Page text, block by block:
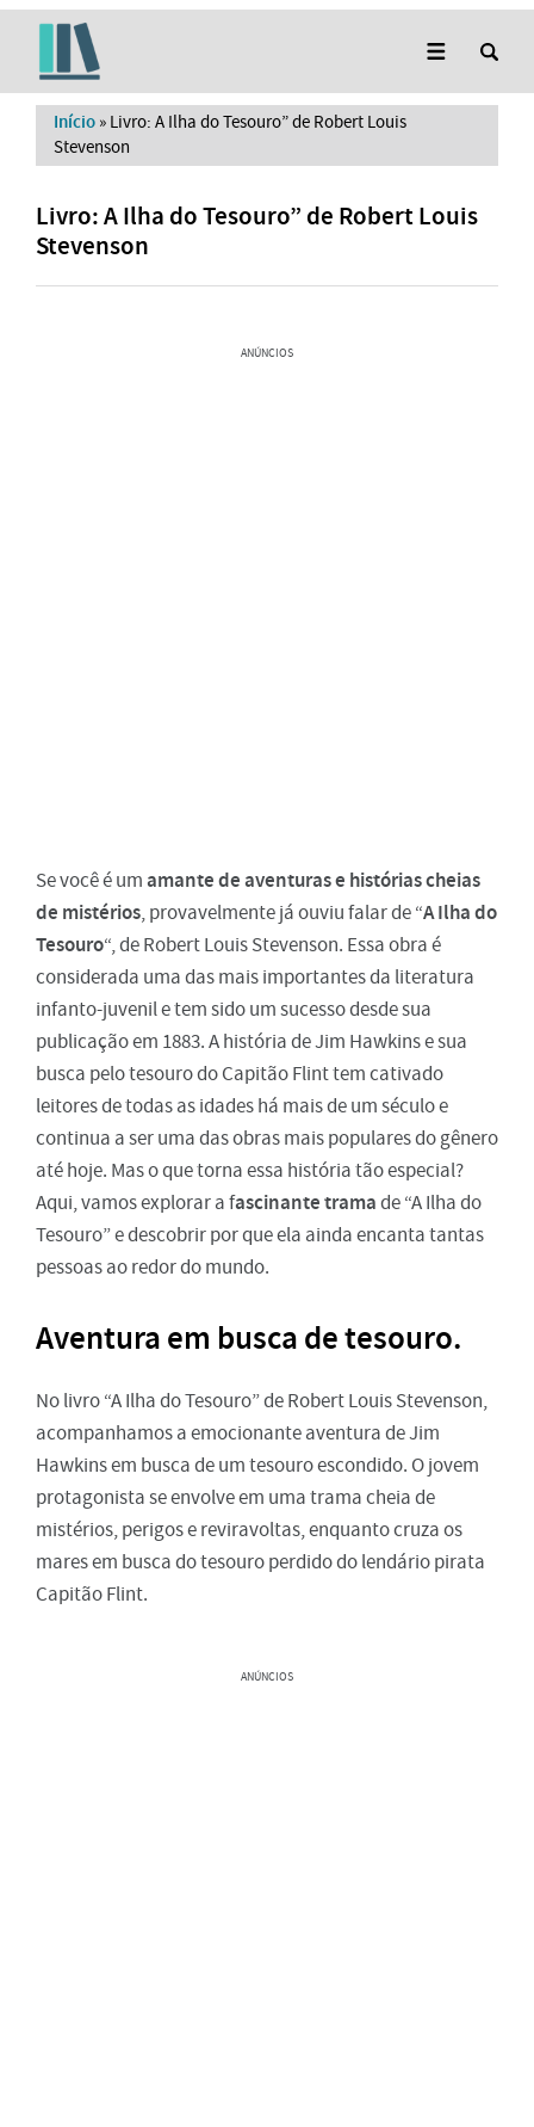
Início » Livro: A Ilha do Tesouro” de Robert Louis
Stevenson
Livro: A Ilha do Tesouro” de Robert Louis
Stevenson
ANÚNCIOS
Se você é umamante de aventuras e histórias cheias
de mistérios, provavelmente já ouviu falar de “A Ilha do
Tesouro“, de Robert Louis Stevenson. Essa obra é
considerada uma das mais importantes da literatura
infanto-juvenil e tem sido um sucesso desde sua
publicação em 1883. A história de Jim Hawkins e sua
busca pelo tesouro do Capitão Flint tem cativado
leitores de todas as idades há mais de um século e
continua a ser uma das obras mais populares do gênero
até hoje. Mas o que torna essa história tão especial?
Aqui, vamos explorar a fascinante tramade “A Ilha do
Tesouro” e descobrir por que ela ainda encanta tantas
pessoas ao redor do mundo.
Aventura em busca de tesouro.
No livro “A Ilha do Tesouro” de Robert Louis Stevenson,
acompanhamos a emocionante aventura de Jim
Hawkins em busca de um tesouro escondido. O jovem
protagonista se envolve em uma trama cheia de
mistérios, perigos e reviravoltas, enquanto cruza os
mares em busca do tesouro perdido do lendário pirata
Capitão Flint.
ANÚNCIOS